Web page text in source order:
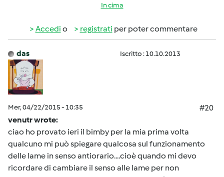
In cima
Accedi o registrati per poter commentare
das Iscritto : 10.10.2013
Mer, 04/22/2015 - 10:35
#20
venutr wrote:
ciao ho provato ieri il bimby per la mia prima volta
qualcuno mi può spiegare qualcosa sul funzionamento
delle lame in senso antiorario....cioè quando mi devo
ricordare di cambiare il senso alle lame per non